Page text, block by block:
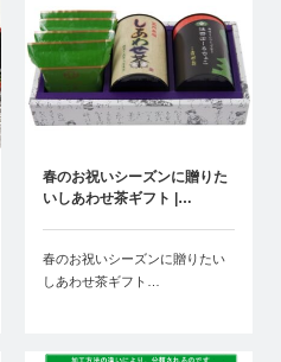
春のお祝いシーズンに贈りた
いしあわせ茶ギフト |…
春のお祝いシーズンに贈りたい
しあわせ茶ギフト…